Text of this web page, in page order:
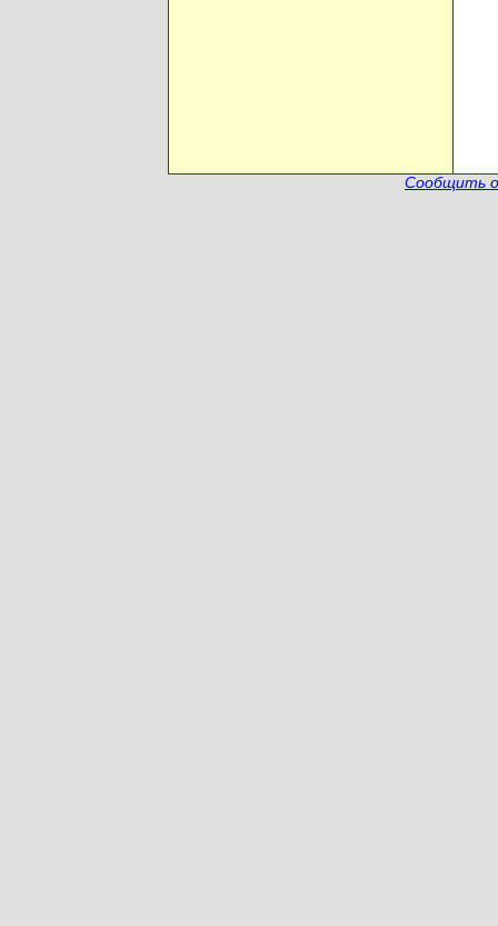
Сообщить о